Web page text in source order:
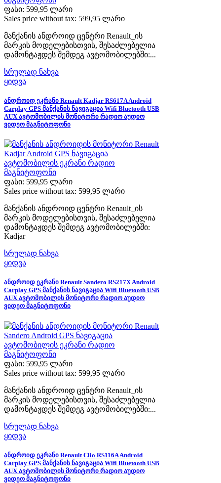
ფასი: 599,95 ლარი
Sales price without tax: 599,95 ლარი
მანქანის ანდროიდ ცენტრი Renault_ის
მარკის მოდელებისთვის, შესაძლებელია
დამონტაჟდეს შემდეგ ავტომობილებში:...
სრულად ნახვა
ყიდვა
ანდროიდ ეკრანი Renault Kadjar RS617A Android
Carplay GPS მანქანის ნავიგაცია Wifi Bluetooth USB
AUX ავტომობილის მონიტორი რადიო აუდიო
ვიდეო მაგნიტოფონი
ფასი: 599,95 ლარი
Sales price without tax: 599,95 ლარი
მანქანის ანდროიდ ცენტრი Renault_ის
მარკის მოდელებისთვის, შესაძლებელია
დამონტაჟდეს შემდეგ ავტომობილებში:
Kadjar
სრულად ნახვა
ყიდვა
ანდროიდ ეკრანი Renault Sandero RS217X Android
Carplay GPS მანქანის ნავიგაცია Wifi Bluetooth USB
AUX ავტომობილის მონიტორი რადიო აუდიო
ვიდეო მაგნიტოფონი
ფასი: 599,95 ლარი
Sales price without tax: 599,95 ლარი
მანქანის ანდროიდ ცენტრი Renault_ის
მარკის მოდელებისთვის, შესაძლებელია
დამონტაჟდეს შემდეგ ავტომობილებში:...
სრულად ნახვა
ყიდვა
ანდროიდ ეკრანი Renault Clio RS116A Android
Carplay GPS მანქანის ნავიგაცია Wifi Bluetooth USB
AUX ავტომობილის მონიტორი რადიო აუდიო
ვიდეო მაგნიტოფონი